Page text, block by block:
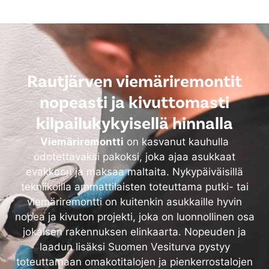
Rautjärven viemäriremontit
nopeasti ja kivuttomasti
kilpailukykyisellä hinnalla
Viemäriremontti on kasvanut kauhulla
odotettavaksi pakoksi, joka ajaa asukkaat
evakkoon ja maksaa maltaita. Nykypäiväisillä
tekniikoilla ammattilaisten toteuttama putki- tai
viemäriremontti on kuitenkin asukkaille hyvin
nopea ja kivuton projekti, joka on luonnollinen osa
jokaisen rakennuksen elinkaarta. Nopeuden ja
laadun lisäksi Suomen Vesiturva pystyy
toteuttamaan omakotitalojen ja pienkerrostalojen